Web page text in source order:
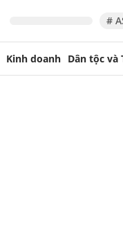
#
Kinh doanh Dân tộc và